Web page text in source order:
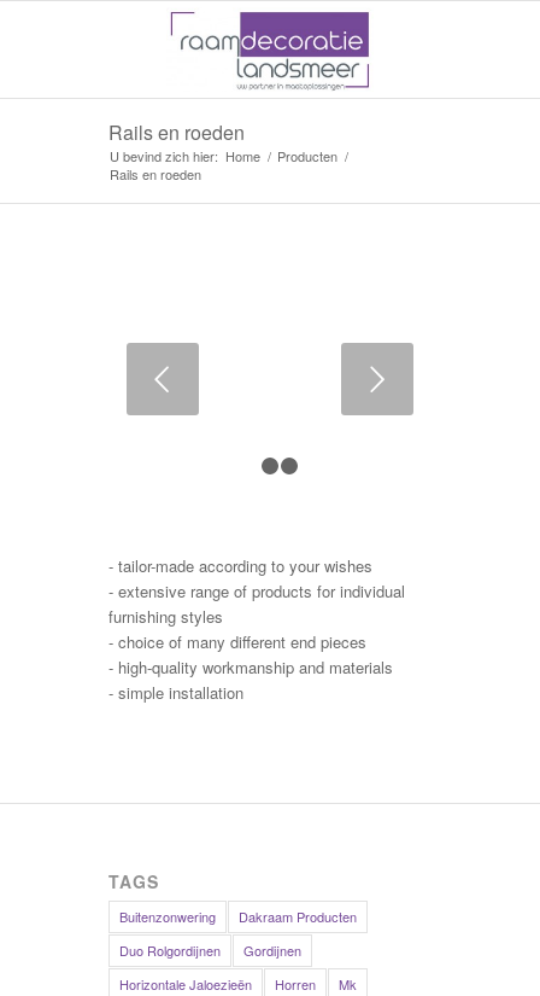
Rails en roeden
U bevind zich hier: Home / Producten /
Rails en roeden
Voglende
2 3
- tailor-made according to your wishes
- extensive range of products for individual
furnishing styles
- choice of many different end pieces
- high-quality workmanship and materials
- simple installation
TAGS
Buitenzonwering
Dakraam Producten
Duo Rolgordijnen
Gordijnen
Horizontale Jaloezieën
Horren
Mk